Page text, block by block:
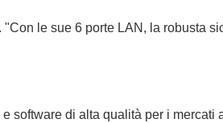
le sue 6 porte LAN, la robusta
software di alta qualità per i mercati